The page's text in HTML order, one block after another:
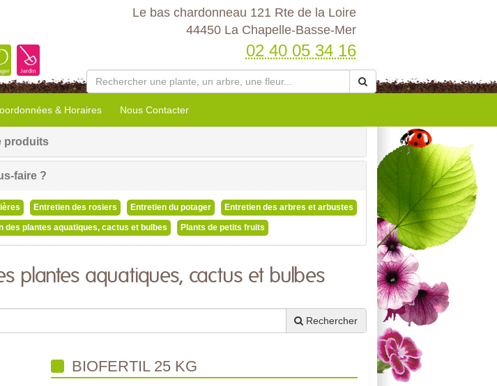
Le bas chardonneau 121 Rte de la Loire
44450 La Chapelle-Basse-Mer
02 40 05 34 16
& Horaires Nous Contacter
produits
faire ?
Entretien des rosiers Entretien du potager Entretien des arbres et arbustes
des plantes aquatiques, cactus et bulbes Plants de petits fruits
plantes aquatiques, cactus et bulbes
Rechercher
BIOFERTIL 25 KG